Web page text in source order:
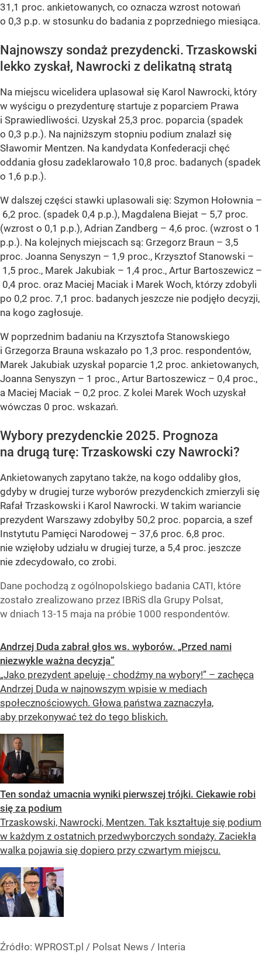
31,1 proc. ankietowanych, co oznacza wzrost notowań
o 0,3 p.p. w stosunku do badania z poprzedniego miesiąca.
Najnowszy sondaż prezydencki. Trzaskowski
lekko zyskał, Nawrocki z delikatną stratą
Na miejscu wicelidera uplasował się Karol Nawrocki, który
w wyścigu o prezydenturę startuje z poparciem Prawa
i Sprawiedliwości. Uzyskał 25,3 proc. poparcia (spadek
o 0,3 p.p.). Na najniższym stopniu podium znalazł się
Sławomir Mentzen. Na kandydata Konfederacji chęć
oddania głosu zadeklarowało 10,8 proc. badanych (spadek
o 1,6 p.p.).
W dalszej części stawki uplasowali się: Szymon Hołownia –
6,2 proc. (spadek 0,4 p.p.), Magdalena Biejat – 5,7 proc.
(wzrost o 0,1 p.p.), Adrian Zandberg – 4,6 proc. (wzrost o 1
p.p.). Na kolejnych miejscach są: Grzegorz Braun – 3,5
proc. Joanna Senyszyn – 1,9 proc., Krzysztof Stanowski –
1,5 proc., Marek Jakubiak – 1,4 proc., Artur Bartoszewicz –
0,4 proc. oraz Maciej Maciak i Marek Woch, którzy zdobyli
po 0,2 proc. 7,1 proc. badanych jeszcze nie podjęło decyzji,
na kogo zagłosuje.
W poprzednim badaniu na Krzysztofa Stanowskiego
i Grzegorza Brauna wskazało po 1,3 proc. respondentów,
Marek Jakubiak uzyskał poparcie 1,2 proc. ankietowanych,
Joanna Senyszyn – 1 proc., Artur Bartoszewicz – 0,4 proc.,
a Maciej Maciak – 0,2 proc. Z kolei Marek Woch uzyskał
wówczas 0 proc. wskazań.
Wybory prezydenckie 2025. Prognoza
na drugą turę: Trzaskowski czy Nawrocki?
Ankietowanych zapytano także, na kogo oddaliby głos,
gdyby w drugiej turze wyborów prezydenckich zmierzyli się
Rafał Trzaskowski i Karol Nawrocki. W takim wariancie
prezydent Warszawy zdobyłby 50,2 proc. poparcia, a szef
Instytutu Pamięci Narodowej – 37,6 proc. 6,8 proc.
nie wzięłoby udziału w drugiej turze, a 5,4 proc. jeszcze
nie zdecydowało, co zrobi.
Dane pochodzą z ogólnopolskiego badania CATI, które
zostało zrealizowano przez IBRiS dla Grupy Polsat,
w dniach 13-15 maja na próbie 1000 respondentów.
Andrzej Duda zabrał głos ws. wyborów. „Przed nami
niezwykle ważna decyzja”
„Jako prezydent apeluję - chodźmy na wybory!” – zachęca
Andrzej Duda w najnowszym wpisie w mediach
społecznościowych. Głowa państwa zaznaczyła,
aby przekonywać też do tego bliskich.
Ten sondaż umacnia wyniki pierwszej trójki. Ciekawie robi
się za podium
Trzaskowski, Nawrocki, Mentzen. Tak kształtuje się podium
w każdym z ostatnich przedwyborczych sondaży. Zaciekła
walka pojawia się dopiero przy czwartym miejscu.
Źródło: WPROST.pl / Polsat News / Interia